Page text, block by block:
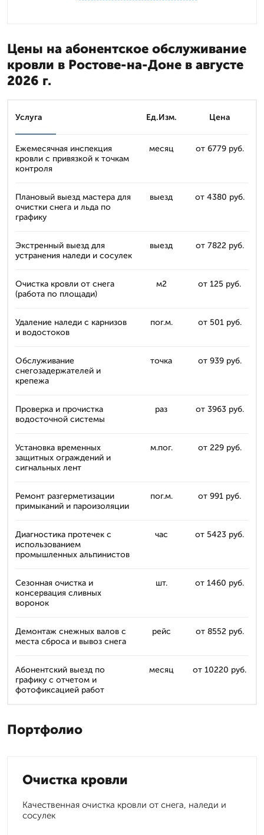
Цены на абонентское обслуживание
кровли в Ростове-на-Доне в августе
2026 г.
Услуга Ед.Изм. Цена
Ежемесячная инспекция
кровли с привязкой к точкам
контроля
месяц от 6779 руб.
Плановый выезд мастера для
очистки снега и льда по
графику
выезд от 4380 руб.
Экстренный выезд для
устранения наледи и сосулек
выезд от 7822 руб.
Очистка кровли от снега
(работа по площади)
м2 от 125 руб.
Удаление наледи с карнизов
и водостоков
пог.м. от 501 руб.
Обслуживание
снегозадержателей и
крепежа
точка от 939 руб.
Проверка и прочистка
водосточной системы
раз от 3963 руб.
Установка временных
защитных ограждений и
сигнальных лент
м.пог. от 229 руб.
Ремонт разгерметизации
примыканий и пароизоляции
пог.м. от 991 руб.
Диагностика протечек с
использованием
промышленных альпинистов
час от 5423 руб.
Сезонная очистка и
консервация сливных
воронок
шт. от 1460 руб.
Демонтаж снежных валов с
места сброса и вывоз снега
рейс от 8552 руб.
Абонентский выезд по
графику с отчетом и
фотофиксацией работ
месяц от 10220 руб.
Портфолио
Очистка кровли
Качественная очистка кровли от снега, наледи и
сосулек